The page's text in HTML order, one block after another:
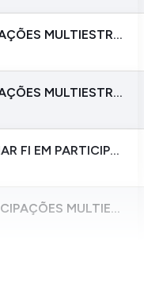
LAM - FI EM PARTICIPAÇÕES MULTIESTRATÉGIA
LAM - FI EM PARTICIPAÇÕES MULTIESTRATÉGIA
FRAM CAPITAL HAMMAR FI EM PARTICIPAÇÕES MULTIESTRATÉGIA
GESHEFT FI EM PARTICIPAÇÕES MULTIESTRATEGIA